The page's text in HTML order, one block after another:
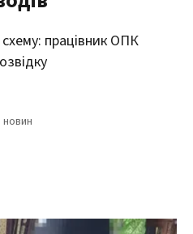
працівник ОПК